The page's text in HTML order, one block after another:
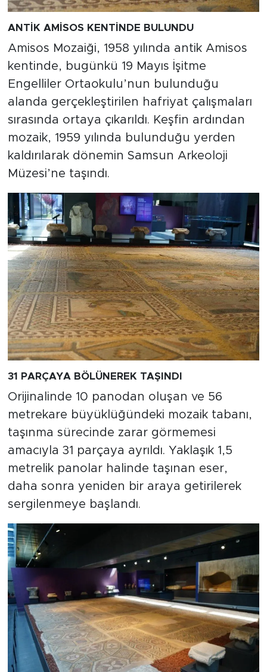
ANTİK AMİSOS KENTİNDE BULUNDU
Amisos Mozaiği, 1958 yılında antik Amisos
kentinde, bugünkü 19 Mayıs İşitme
Engelliler Ortaokulu’nun bulunduğu
alanda gerçekleştirilen hafriyat çalışmaları
sırasında ortaya çıkarıldı. Keşfin ardından
mozaik, 1959 yılında bulunduğu yerden
kaldırılarak dönemin Samsun Arkeoloji
Müzesi’ne taşındı.
31 PARÇAYA BÖLÜNEREK TAŞINDI
Orijinalinde 10 panodan oluşan ve 56
metrekare büyüklüğündeki mozaik tabanı,
taşınma sürecinde zarar görmemesi
amacıyla 31 parçaya ayrıldı. Yaklaşık 1,5
metrelik panolar halinde taşınan eser,
daha sonra yeniden bir araya getirilerek
sergilenmeye başlandı.